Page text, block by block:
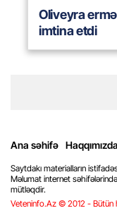
Oliveyra
imtina etdi
Ana səhifə Haqqımızda
Saytdakı materialların
Məlumat internet
mütləqdir.
Veteninfo.Az © 2012 - Bütün